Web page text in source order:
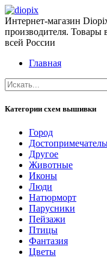
Интернет-магазин
производителя. Товары
всей России
Главная
Категории схем вышивки
Город
Другое
Животные
Иконы
Люди
Натюрморт
Парусники
Пейзажи
Птицы
Фантазия
Цветы